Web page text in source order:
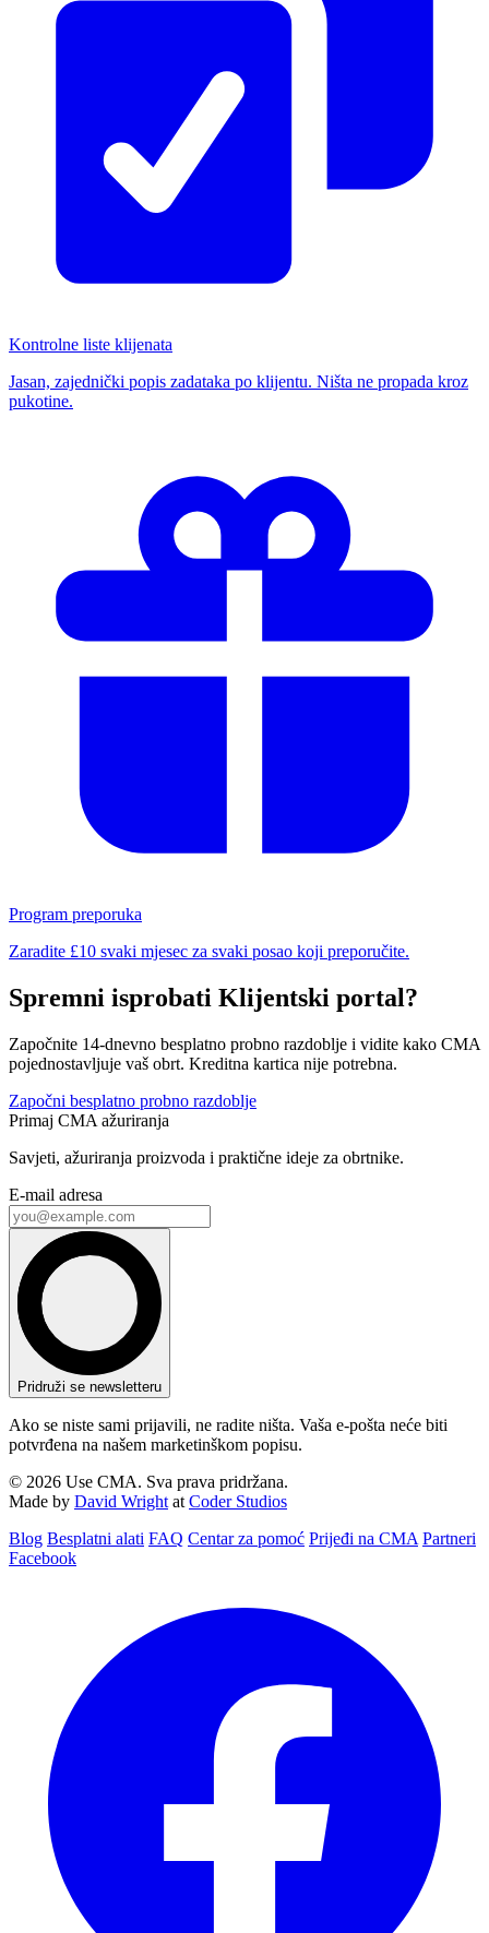
Kontrolne liste klijenata
Jasan, zajednički popis zadataka po klijentu. Ništa ne propada kroz
pukotine.
Program preporuka
Zaradite £10 svaki mjesec za svaki posao koji preporučite.
Spremni isprobati Klijentski portal?
Započnite 14-dnevno besplatno probno razdoblje i vidite kako CMA
pojednostavljuje vaš obrt. Kreditna kartica nije potrebna.
Započni besplatno probno razdoblje
Primaj CMA ažuriranja
Savjeti, ažuriranja proizvoda i praktične ideje za obrtnike.
E-mail adresa
Pridruži se newsletteru
Ako se niste sami prijavili, ne radite ništa. Vaša e-pošta neće biti
potvrđena na našem marketinškom popisu.
© 2026 Use CMA. Sva prava pridržana.
Made by David Wright at Coder Studios
Blog‎ Besplatni alati FAQ Centar za pomoć Prijeđi na CMA Partneri
Facebook